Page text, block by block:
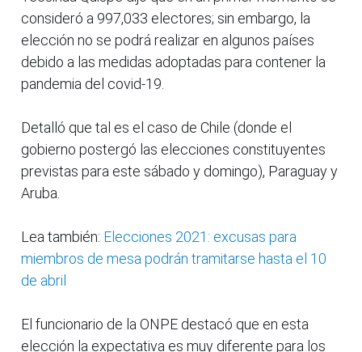
consideró a 997,033 electores; sin embargo, la
elección no se podrá realizar en algunos países
debido a las medidas adoptadas para contener la
pandemia del covid-19.
Detalló que tal es el caso de Chile (donde el
gobierno postergó las elecciones constituyentes
previstas para este sábado y domingo), Paraguay y
Aruba.
Lea también: Elecciones 2021: excusas para
miembros de mesa podrán tramitarse hasta el 10
de abril
El funcionario de la ONPE destacó que en esta
elección la expectativa es muy diferente para los